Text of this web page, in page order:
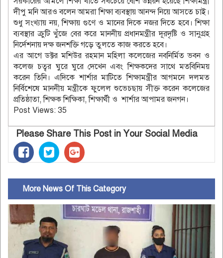
দীপু মনি আরও বলেন আমরা শিক্ষা ব্যবস্থায় আনন্দ নিয়ে আসতে চাই।
শুধু সংখ্যায় নয়, শিক্ষায় গুণে ও মানের দিকে নজর দিতে হবে। শিক্ষা
ব্যবস্থার ক্রুটি খুঁজে বের করে মাননীয় প্রধানমন্ত্রীর দূরদৃষ্টি ও সানুগ্রহ
নির্দেশনায় দক্ষ জনশক্তি গড়ে তুলতে কাজ করতে হবে।
এর আগে ডক্টর মশিউর রহমান মহিলা কলেজের নবনির্মিত ভবন ও
কলেজ চত্বর ঘুরে ঘুরে দেখেন এবং শিক্ষকদের সাথে মতবিনিময়
করেন তিনি। এদিকে শার্শার মাটিতে শিক্ষামন্ত্রীর আগমনে দলমত
নির্বিশেষে মাননীয় মন্ত্রীকে ফুলেল শুভেচছায় সীক্ত করেন কলেজের
প্রতিষ্ঠাতা, শিক্ষক শিক্ষিকা, শিক্ষার্থী ও শার্শার আপামর জনগন।
Post Views: 35
Please Share This Post in Your Social Media
More News Of This Category